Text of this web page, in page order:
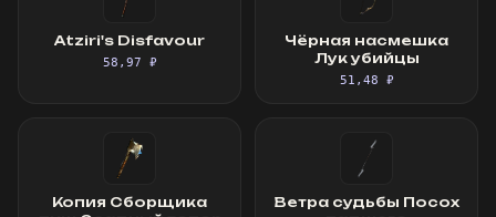
Atziri's Disfavour
58,97 ₽
Чёрная насмешка
Лук убийцы
51,48 ₽
Копия Сборщика
Ветра судьбы Посох